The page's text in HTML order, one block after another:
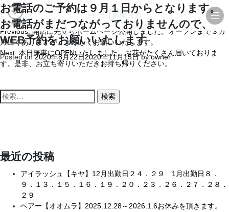
予約する
お電話のご予約は９月１日からとなります。
お電話がまだつながっておりませんので、
WEB予約をお願いいたします
Posted on2020年8月22日2020年11月15日byowner
Posted in 未分類
投
稿
ナ
ゲ
ン
Previous: 開店に先立ちホームページ公開しました。オープンまで３カ
月近くありますが、よろしくお願いいたします。
Next: 本日無事にOPENいたしました。お花がたくさん届いておりま
す。是非、お立ち寄りいただきお持ち帰りください。
検
索
最近の投稿
アイラッシュ【キヤ】12月出勤日２４．２９ 1月出勤日８．
９．１３．１５．１６．１９．２０．２３．２６．２７．２８．
２９
ヘアー【オオムラ】2025.12.28～2026.1.6お休みを頂きます。